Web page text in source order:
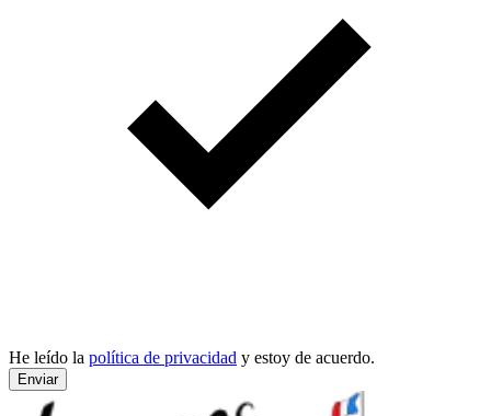
He leído la política de privacidad y estoy de acuerdo.
Enviar